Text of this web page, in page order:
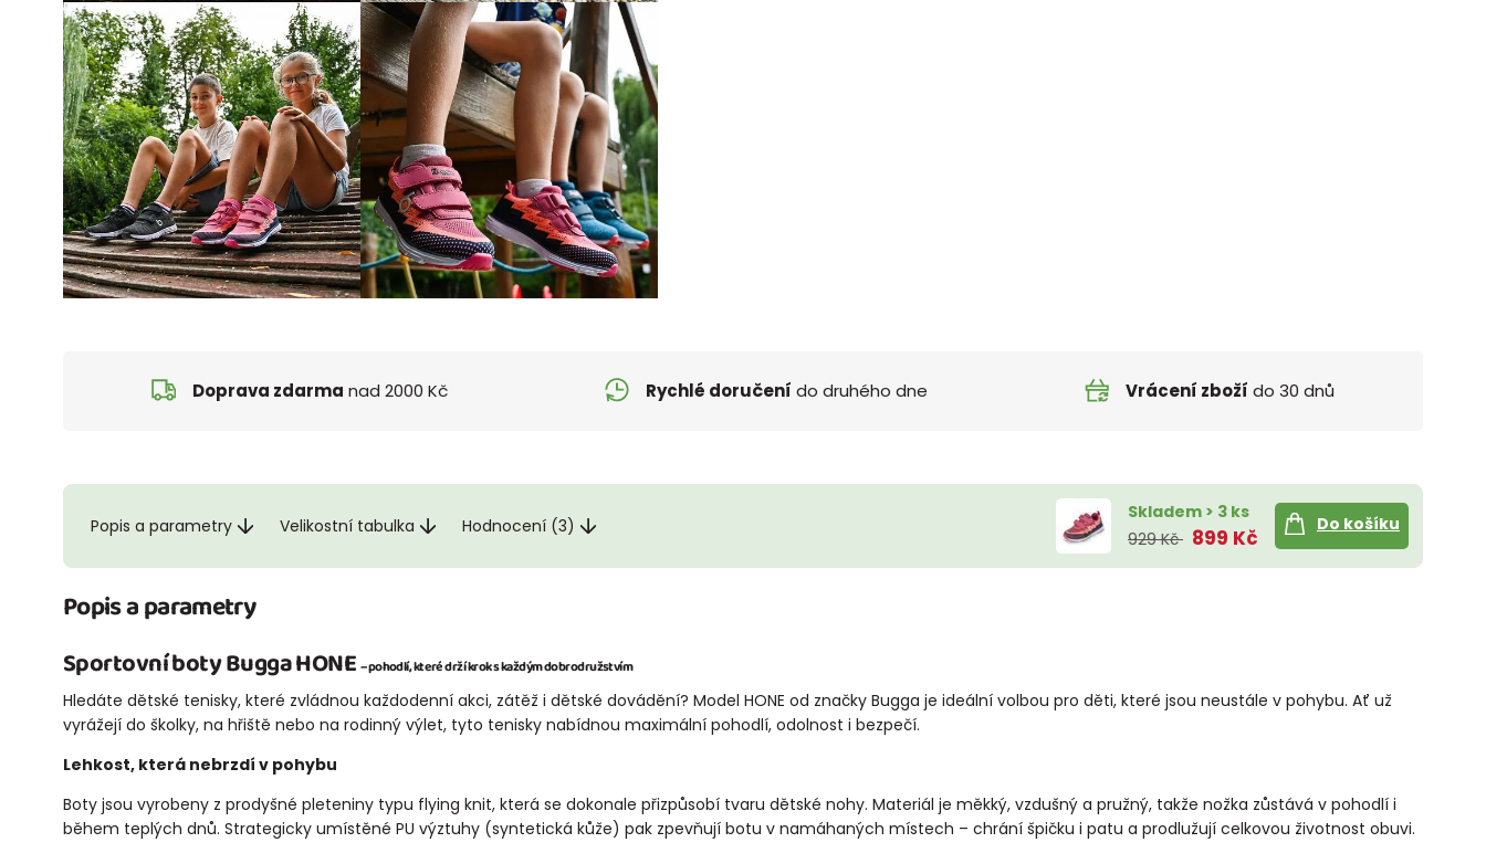
Doprava zdarma nad 2000 Kč Rychlé doručení do druhého dne Vrácení zboží do 30 dnů
Popis a parametry Velikostní tabulka Hodnocení (3)
Skladem > 3 ks
929 Kč 899 Kč
Do košíku
Popis a parametry
Sportovní boty Bugga HONE – pohodlí, které drží krok s každým dobrodružstvím
Hledáte dětské tenisky, které zvládnou každodenní akci, zátěž i dětské dovádění? Model HONE od značky Bugga je ideální volbou pro děti, které jsou neustále v pohybu. Ať už
vyrážejí do školky, na hřiště nebo na rodinný výlet, tyto tenisky nabídnou maximální pohodlí, odolnost i bezpečí.
Lehkost, která nebrzdí v pohybu
Boty jsou vyrobeny z prodyšné pleteniny typu flying knit, která se dokonale přizpůsobí tvaru dětské nohy. Materiál je měkký, vzdušný a pružný, takže nožka zůstává v pohodlí i
během teplých dnů. Strategicky umístěné PU výztuhy (syntetická kůže) pak zpevňují botu v namáhaných místech – chrání špičku i patu a prodlužují celkovou životnost obuvi.